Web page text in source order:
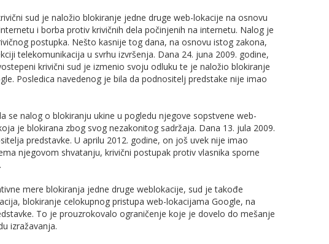
sud je naložio blokiranje jedne druge web-lokacije na osnovu
i borba protiv krivičnih dela počinjenih na internetu. Nalog je
postupka. Nešto kasnije tog dana, na osnovu istog zakona,
telekomunikacija u svrhu izvršenja. Dana 24. juna 2009. godine,
krivični sud je izmenio svoju odluku te je naložio blokiranje
Posledica navedenog je bila da podnositelj predstake nije imao
se nalog o blokiranju ukine u pogledu njegove sopstvene web-
je blokirana zbog svog nezakonitog sadržaja. Dana 13. jula 2009.
predstavke. U aprilu 2012. godine, on još uvek nije imao
njegovom shvatanju, krivični postupak protiv vlasnika sporne
mere blokiranja jedne druge weblokacije, sud je takođe
blokiranje celokupnog pristupa web-lokacijama Google, na
To je prouzrokovalo ograničenje koje je dovelo do mešanje
izražavanja.